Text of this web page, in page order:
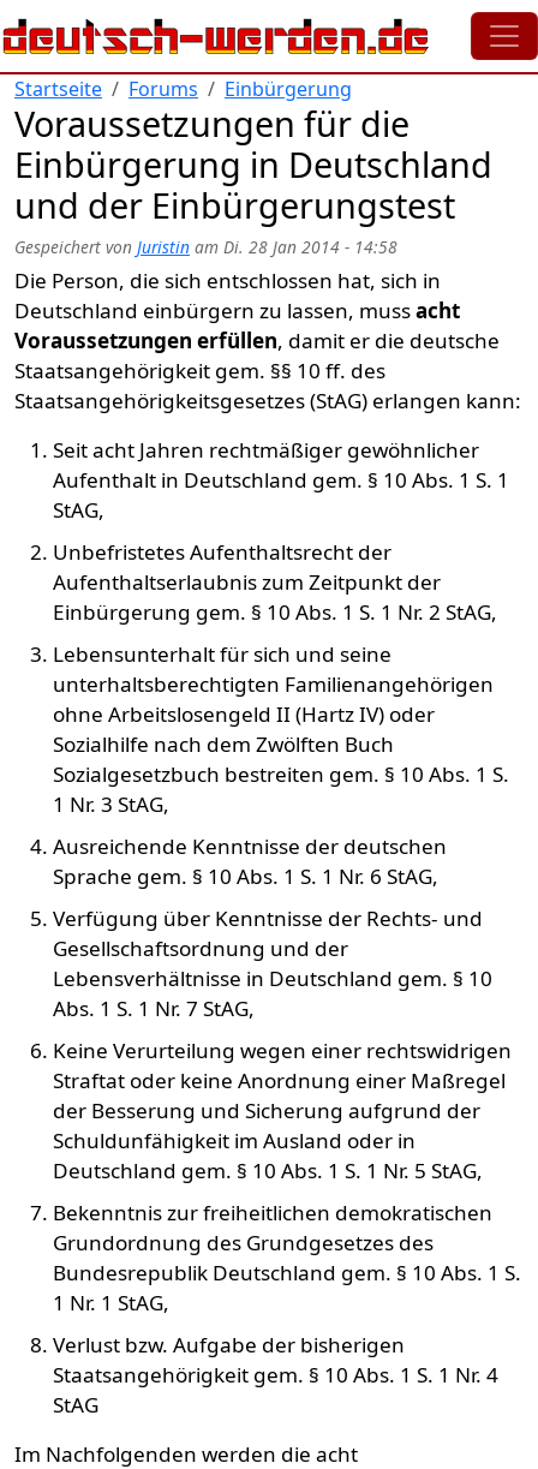
Direkt zum Inhalt
Startseite Forums Einbürgerung
Voraussetzungen für die
Einbürgerung in Deutschland
und der Einbürgerungstest
Gespeichert von Juristin am Di. 28 Jan 2014 - 14:58
Die Person, die sich entschlossen hat, sich in
Deutschland einbürgern zu lassen, mussacht
Voraussetzungen erfüllen, damit er die deutsche
Staatsangehörigkeit gem. §§ 10 ff. des
Staatsangehörigkeitsgesetzes (StAG) erlangen kann:
Seit acht Jahren rechtmäßiger gewöhnlicher
Aufenthalt in Deutschland gem. § 10 Abs. 1 S. 1
StAG,
Unbefristetes Aufenthaltsrecht der
Aufenthaltserlaubnis zum Zeitpunkt der
Einbürgerung gem. § 10 Abs. 1 S. 1 Nr. 2 StAG,
Lebensunterhalt für sich und seine
unterhaltsberechtigten Familienangehörigen
ohne Arbeitslosengeld II (Hartz IV) oder
Sozialhilfe nach dem Zwölften Buch
Sozialgesetzbuch bestreiten gem. § 10 Abs. 1 S.
1 Nr. 3 StAG,
Ausreichende Kenntnisse der deutschen
Sprache gem. § 10 Abs. 1 S. 1 Nr. 6 StAG,
Verfügung über Kenntnisse der Rechts- und
Gesellschaftsordnung und der
Lebensverhältnisse in Deutschland gem. § 10
Abs. 1 S. 1 Nr. 7 StAG,
Keine Verurteilung wegen einer rechtswidrigen
Straftat oder keine Anordnung einer Maßregel
der Besserung und Sicherung aufgrund der
Schuldunfähigkeit im Ausland oder in
Deutschland gem. § 10 Abs. 1 S. 1 Nr. 5 StAG,
Bekenntnis zur freiheitlichen demokratischen
Grundordnung des Grundgesetzes des
Bundesrepublik Deutschland gem. § 10 Abs. 1 S.
1 Nr. 1 StAG,
Verlust bzw. Aufgabe der bisherigen
Staatsangehörigkeit gem. § 10 Abs. 1 S. 1 Nr. 4
StAG
Im Nachfolgenden werden die acht